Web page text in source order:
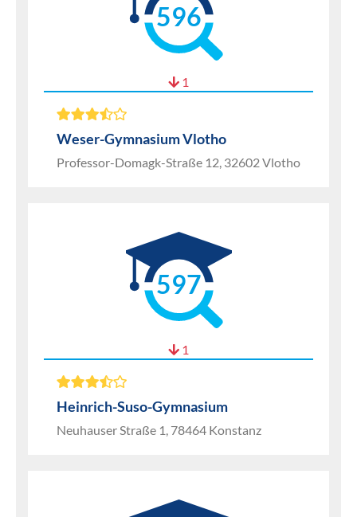
596
1
Weser-Gymnasium Vlotho
Professor-Domagk-Straße 12, 32602 Vlotho
597
1
Heinrich-Suso-Gymnasium
Neuhauser Straße 1, 78464 Konstanz